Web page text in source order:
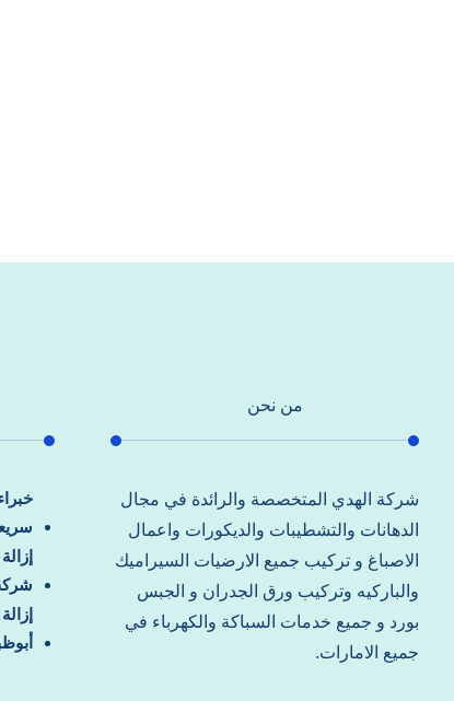
من نحن
شركة الهدي المتخصصة والرائدة في مجال
الدهانات والتشطيبات والديكورات واعمال
الاصباغ و تركيب جميع الارضيات السيراميك
والباركيه وتركيب ورق الجدران و الجبس
بورد و جميع خدمات السباكة والكهرباء في
جميع الامارات.